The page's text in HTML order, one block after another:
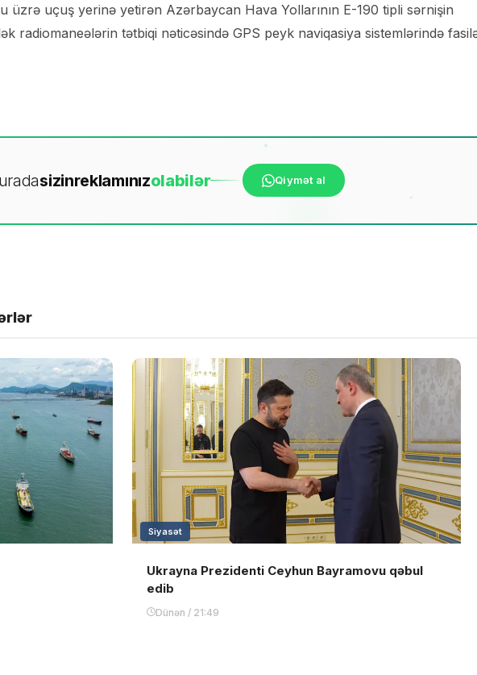
üzrə uçuş yerinə yetirən Azərbaycan Hava Yollarının E-190 tipli sərnişin
radiomaneələrin tətbiqi nəticəsində GPS peyk naviqasiya sistemlərində
sizinreklamınızolabilər Qiymət al
Siyasət
Ukrayna Prezidenti Ceyhun Bayramovu qəbul
edib
Dünən / 21:49